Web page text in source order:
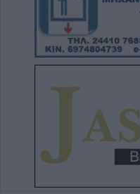
Δομενίκου –
6 Αυγούστου 2026, 16:27
Απολογισμός
συλλήψεις και
ΥΠΑΑΤ: 38,1 εκατ.
κτηνοτρόφων που
ζωονόσους
6 Αυγούστου 2026, 15:26
ηλεκτροδότησης